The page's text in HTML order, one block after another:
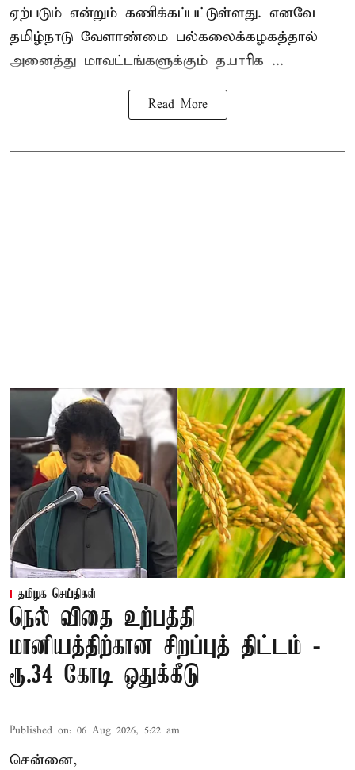
ஏற்படும் என்றும் கணிக்கப்பட்டுள்ளது. எனவே
தமிழ்நாடு வேளாண்மை பல்கலைக்கழகத்தால்
அனைத்து மாவட்டங்களுக்கும் தயாரிக ...
Read More
தமிழக செய்திகள்
நெல் விதை உற்பத்தி
மானியத்திற்கான சிறப்புத் திட்டம் -
ரூ.34 கோடி ஒதுக்கீடு
Published on: 06 Aug 2026, 5:22 am
சென்னை,